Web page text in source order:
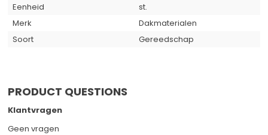
Eenheid
st.
Merk
Dakmaterialen
Soort
Gereedschap
PRODUCT QUESTIONS
Klantvragen
Geen vragen